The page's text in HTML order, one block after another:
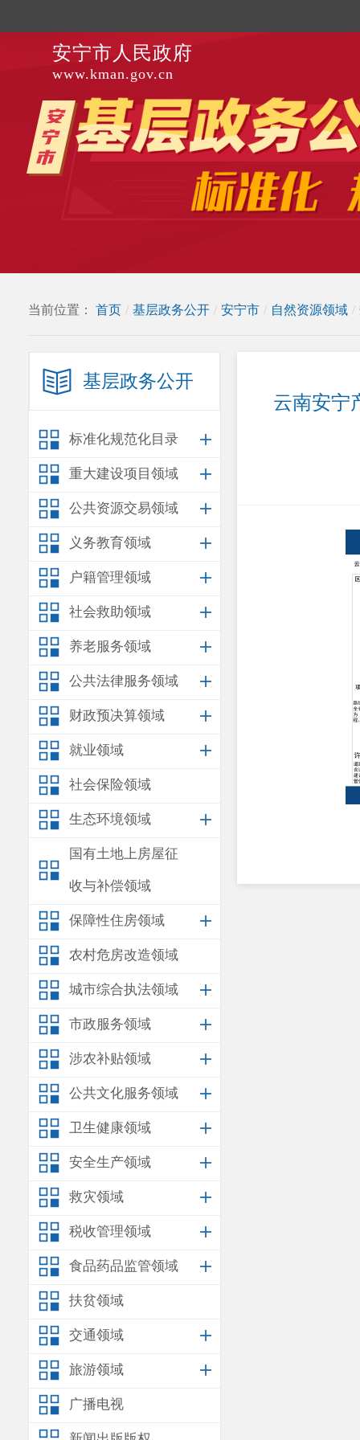
安宁市人民政府
www.kman.gov.cn
当前位置： 首页 / 基层政务公开 / 安宁市 / 自然资源领域 /
基层政务公开
标准化规范化目录
重大建设项目领域
公共资源交易领域
义务教育领域
户籍管理领域
社会救助领域
养老服务领域
公共法律服务领域
财政预决算领域
就业领域
社会保险领域
生态环境领域
国有土地上房屋征
收与补偿领域
保障性住房领域
农村危房改造领域
城市综合执法领域
市政服务领域
涉农补贴领域
公共文化服务领域
卫生健康领域
安全生产领域
救灾领域
税收管理领域
食品药品监管领域
扶贫领域
交通领域
旅游领域
广播电视
云南安宁